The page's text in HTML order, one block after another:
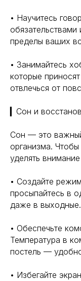
• Научитесь
пределы ваших
• Занимайтесь
которые
отвлечься от
▎Сон и
Сон — это
организма.
уделять
• Создайте
просыпайтесь в
даже в выходные.
• Обеспечьте
Температура в
постель —
• Избегайте